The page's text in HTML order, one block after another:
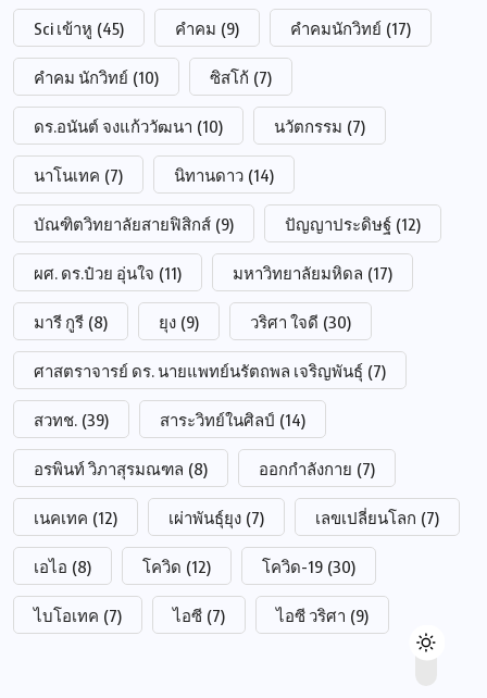
Sci เข้าหู (45) คำคม (9) คำคมนักวิทย์ (17)
คำคม นักวิทย์ (10) ซิสโก้ (7)
ดร.อนันต์ จงแก้ววัฒนา (10) นวัตกรรม (7)
นาโนเทค (7) นิทานดาว (14)
บัณฑิตวิทยาลัยสายฟิสิกส์ (9) ปัญญาประดิษฐ์ (12)
ผศ. ดร.ป๋วย อุ่นใจ (11) มหาวิทยาลัยมหิดล (17)
มารี กูรี (8) ยุง (9) วริศา ใจดี (30)
ศาสตราจารย์ ดร. นายแพทย์นรัตถพล เจริญพันธุ์ (7)
สวทช. (39) สาระวิทย์ในศิลป์ (14)
อรพินท์ วิภาสุรมณฑล (8) ออกกำลังกาย (7)
เนคเทค (12) เผ่าพันธุ์ยุง (7) เลขเปลี่ยนโลก (7)
เอไอ (8) โควิด (12) โควิด-19 (30)
ไบโอเทค (7) ไอซี (7) ไอซี วริศา (9)